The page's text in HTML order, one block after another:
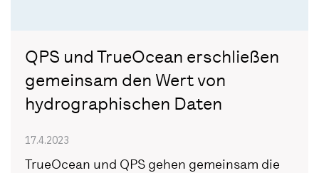
QPS und TrueOcean erschließen
gemeinsam den Wert von
hydrographischen Daten
17.4.2023
TrueOcean und QPS gehen gemeinsam die